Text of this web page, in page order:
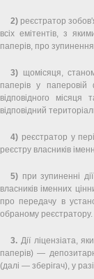
2) реєстратор
всіх емітентів, з
паперів, про зупинення
3) щомісяця,
паперів у
відповідного
відповідний
4) реєстратор у
реєстру власників
5) при зупиненні
власників іменних
про передачу в
обраному реєстратору.
3. Дії ліцензіата,
паперів) —
(далі — зберігач), у